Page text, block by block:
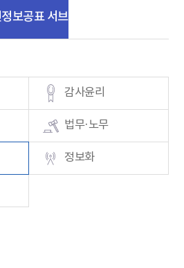
보공표 서브
감사윤리
법무·노무
정보화